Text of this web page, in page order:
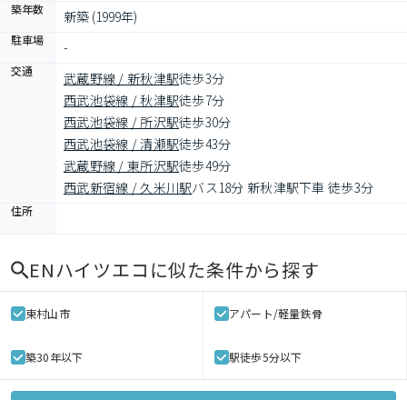
築年数 新築 (1999年)
駐車場 -
交通 武蔵野線 / 新秋津駅徒歩3分
西武池袋線 / 秋津駅徒歩7分
西武池袋線 / 所沢駅徒歩30分
西武池袋線 / 清瀬駅徒歩43分
武蔵野線 / 東所沢駅徒歩49分
西武新宿線 / 久米川駅バス18分 新秋津駅下車 徒歩3分
住所
ENハイツエコ に似た条件から探す
東村山市 アパート/軽量鉄骨
築30年以下 駅徒歩5分以下